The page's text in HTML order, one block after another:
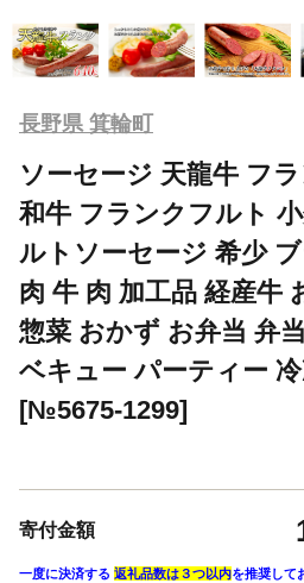
長野県 箕輪町
ソーセージ 天龍牛 フ
和牛 フランクフルト
ルトソーセージ 希少
肉 牛 肉 加工品 経産牛
惣菜 おかず お弁当 弁
ベキュー パーティー
[№5675-1299]
寄付金額
一度に決済する 返礼品数は３つ以内を推奨して